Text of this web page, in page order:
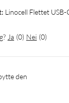
Linocell Flettet
Ja (0) Nei (0)
den